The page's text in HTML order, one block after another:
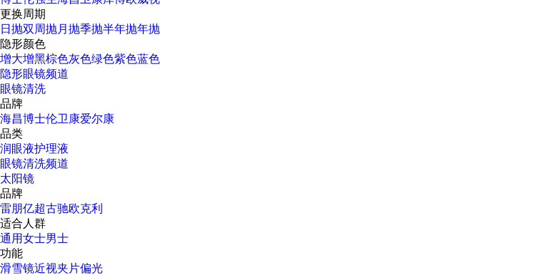
更换周期
日抛双周抛月抛季抛半年抛年抛
隐形颜色
增大增黑棕色灰色绿色紫色蓝色
隐形眼镜频道
眼镜清洗
品牌
海昌博士伦卫康爱尔康
品类
润眼液护理液
眼镜清洗频道
太阳镜
品牌
雷朋亿超古驰欧克利
适合人群
通用女士男士
功能
滑雪镜近视夹片偏光